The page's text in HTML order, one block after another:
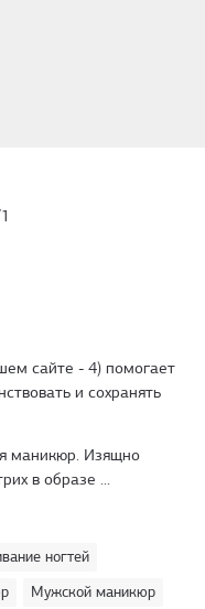
сайте - 4) помогает
и сохранять
маникюр. Изящно
в образе ...
ногтей
Мужской маникюр